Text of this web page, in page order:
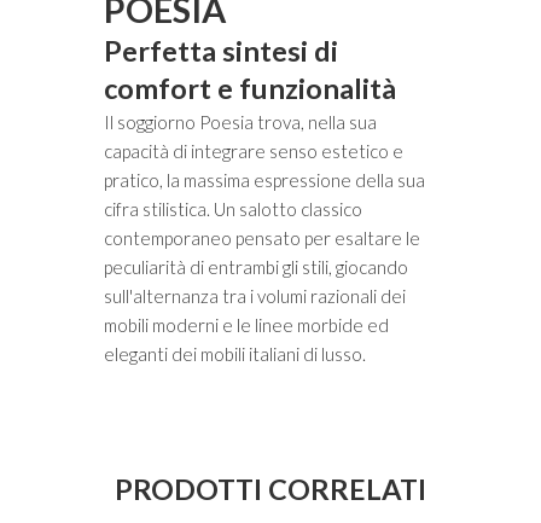
POESIA
Perfetta sintesi di
comfort e funzionalità
Il soggiorno Poesia trova, nella sua
capacità di integrare senso estetico e
pratico, la massima espressione della sua
cifra stilistica. Un salotto classico
contemporaneo pensato per esaltare le
peculiarità di entrambi gli stili, giocando
sull'alternanza tra i volumi razionali dei
mobili moderni e le linee morbide ed
eleganti dei mobili italiani di lusso.
PRODOTTI CORRELATI